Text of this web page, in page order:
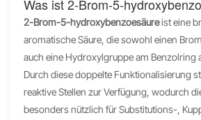
Was ist 2-Brom-5-
2-Brom-5-hydroxybenzoesäureist eine
aromatische Säure, die sowohl einen
auch eine Hydroxylgruppe am Benzolring
Durch diese doppelte Funktionalisierung
reaktive Stellen zur Verfügung, wodurch
besonders nützlich für Substitutions-,